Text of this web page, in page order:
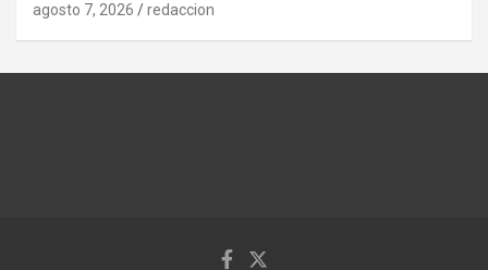
agosto 7, 2026 redaccion